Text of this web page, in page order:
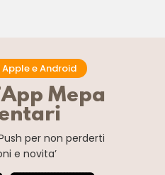
e Android
Mepa
per non perderti
e novita’